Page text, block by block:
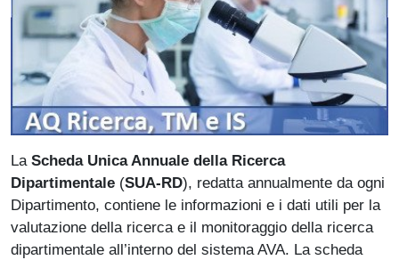
La Scheda Unica Annuale della Ricerca
Dipartimentale (SUA-RD), redatta annualmente da ogni
Dipartimento, contiene le informazioni e i dati utili per la
valutazione della ricerca e il monitoraggio della ricerca
dipartimentale all’interno del sistema AVA. La scheda